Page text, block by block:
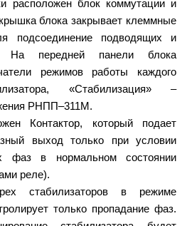
расположен блок коммутации и
блока закрывает клеммные
подсоединение подводящих и
На передней панели блока
режимов работы каждого
«Стабилизация» –
РНПП–311М.
Контактор, который подает
выход только при условии
фаз в нормальном состоянии
реле).
стабилизаторов в режиме
только пропадание фаз.